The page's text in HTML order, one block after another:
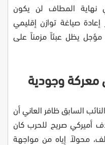
نهاية المطاف لن يكون
إعادة صياغة توازن إقليمي
مؤجل يظل عبئاً مزمناً على
وجودية
السابق ظافر العاني أن
أميركي صريح للحرب كان
محولاً إياه من مواجهة